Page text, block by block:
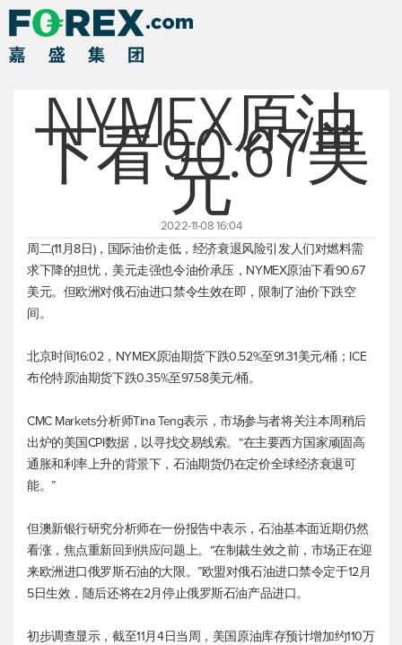
NYMEX原油
下看90.67美
元
2022-11-08 16:04
周二(11月8日)，国际油价走低，经济衰退风险引发人们对燃料需
求下降的担忧，美元走强也令油价承压，NYMEX原油下看90.67
美元。但欧洲对俄石油进口禁令生效在即，限制了油价下跌空
间。
北京时间16:02，NYMEX原油期货下跌0.52%至91.31美元/桶；ICE
布伦特原油期货下跌0.35%至97.58美元/桶。
CMC Markets分析师Tina Teng表示，市场参与者将关注本周稍后
出炉的美国CPI数据，以寻找交易线索。“在主要西方国家顽固高
通胀和利率上升的背景下，石油期货仍在定价全球经济衰退可
能。”
但澳新银行研究分析师在一份报告中表示，石油基本面近期仍然
看涨，焦点重新回到供应问题上。“在制裁生效之前，市场正在迎
来欧洲进口俄罗斯石油的大限。”欧盟对俄石油进口禁令定于12月
5日生效，随后还将在2月停止俄罗斯石油产品进口。
初步调查显示，截至11月4日当周，美国原油库存预计增加约110万